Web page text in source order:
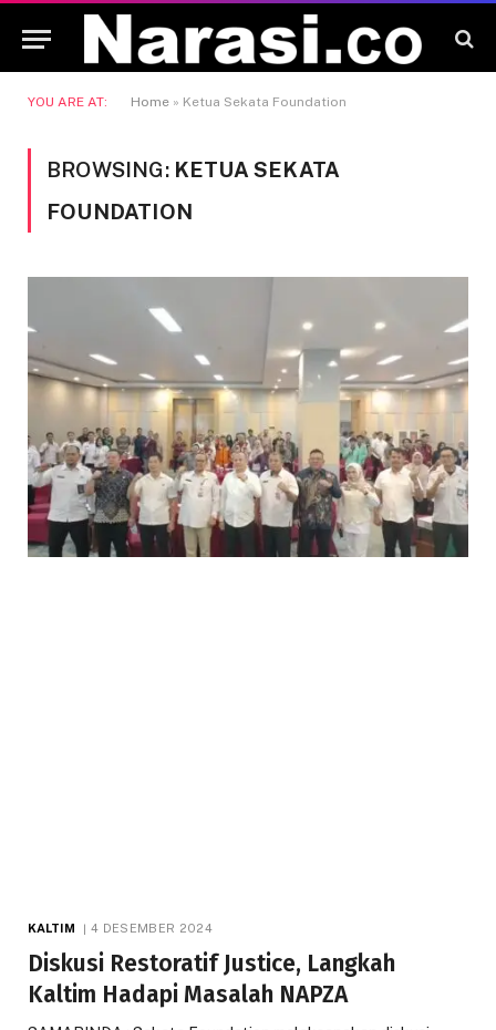
YOU ARE AT: Home » Ketua Sekata Foundation
BROWSING: KETUA SEKATA
FOUNDATION
KALTIM 4 DESEMBER 2024
Diskusi Restoratif Justice, Langkah
Kaltim Hadapi Masalah NAPZA